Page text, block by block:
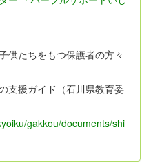
供たちをもつ保護者の方々
支援ガイド（石川県教育委
gakkou/documents/shi